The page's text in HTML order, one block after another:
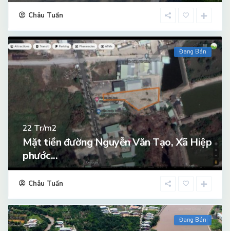
Châu Tuấn
Đang Bán
22Tr/m2
Mặt tiền đường Nguyễn Văn Tạo, Xã Hiệp
phước...
Châu Tuấn
Đang Bán